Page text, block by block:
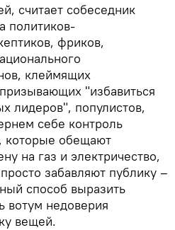
считает собеседник
политиков-
фриков,
клеймящих
"избавиться
лидеров", популистов,
себе контроль
которые обещают
на газ и электричество,
забавляют публику –
способ выразить
вотум недоверия
вещей.